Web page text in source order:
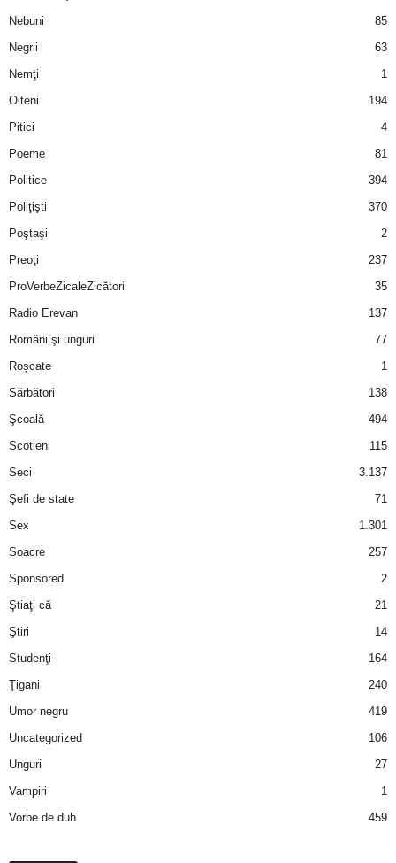
Nebuni
85
Negrii
63
Nemţi
1
Olteni
194
Pitici
4
Poeme
81
Politice
394
Poliţişti
370
Poştaşi
2
Preoţi
237
ProVerbeZicaleZicători
35
Radio Erevan
137
Români şi unguri
77
Roșcate
1
Sărbători
138
Şcoală
494
Scotieni
115
Seci
3.137
Şefi de state
71
Sex
1.301
Soacre
257
Sponsored
2
Ştiaţi că
21
Ştiri
14
Studenţi
164
Ţigani
240
Umor negru
419
Uncategorized
106
Unguri
27
Vampiri
1
Vorbe de duh
459